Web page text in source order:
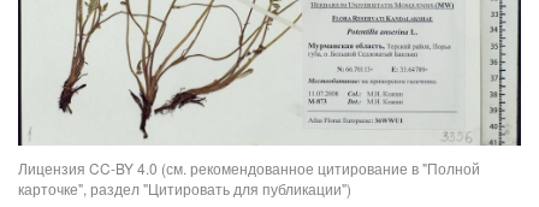
Лицензия CC-BY 4.0 (см. рекомендованное цитирование в "Полной
карточке", раздел "Цитировать для публикации")